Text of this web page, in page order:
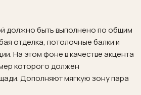
должно быть выполнено по общим
отделка, потолочные балки и
На этом фоне в качестве акцента
которого должен
Дополняют мягкую зону пара